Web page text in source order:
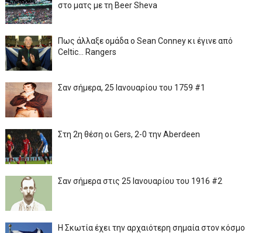
στο ματς με τη Beer Sheva
Πως άλλαξε ομάδα ο Sean Conney κι έγινε από
Celtic... Rangers
Σαν σήμερα, 25 Ιανουαρίου του 1759 #1
Στη 2η θέση οι Gers, 2-0 την Aberdeen
Σαν σήμερα στις 25 Ιανουαρίου του 1916 #2
Η Σκωτία έχει την αρχαιότερη σημαία στον κόσμο